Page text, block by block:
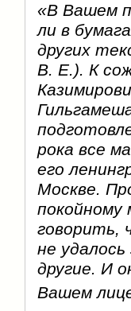
«В Вашем
ли в
других
В. Е.). К
рока все
его
Москве.
покойному
говорить,
не
другие. И
Вашем